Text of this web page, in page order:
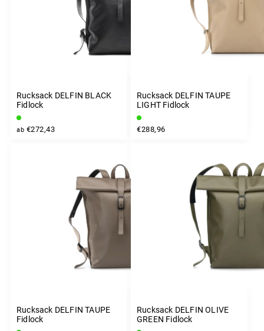
Rucksack DELFIN BLACK
Fidlock
ab €272,43
Rucksack DELFIN TAUPE
LIGHT Fidlock
€288,96
Rucksack DELFIN TAUPE
Fidlock
Rucksack DELFIN OLIVE
GREEN Fidlock